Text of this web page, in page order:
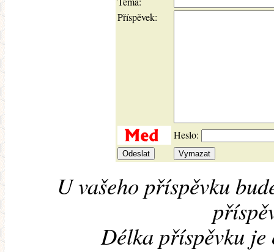
Příspěvek:
Heslo:
U vašeho příspěvku
Délka příspěvku je